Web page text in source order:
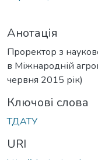
Анотація
Проректор з
в Міжнародній
червня 2015 рік)
Ключові слова
ТДАТУ
URI